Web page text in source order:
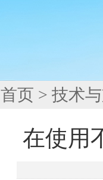
首页 > 技术
在使用